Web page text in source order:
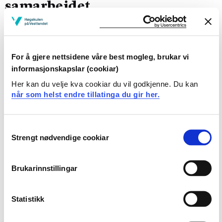
For å gjere nettsidene våre best mogleg, brukar vi
informasjonskapslar (cookiar)
Her kan du velje kva cookiar du vil godkjenne. Du kan
når som helst endre tillatinga du gir her.
Selection
Strengt nødvendige cookiar
Brukarinnstillingar
Statistikk
samarbeidet
Utviklinga av ViteMeir har vore eit samarbeidsprosjekt
Dette har hatt gitt fleire positive effektar for HVL.
Den faglege profilen til ViteMeir
Fagmiljø som forskar og undervisar i idrett og fysisk
matematikk i lærarutdanninga mfl. har satt sin tydeleg
spor gjennom både installasjonar og læringsprogram på